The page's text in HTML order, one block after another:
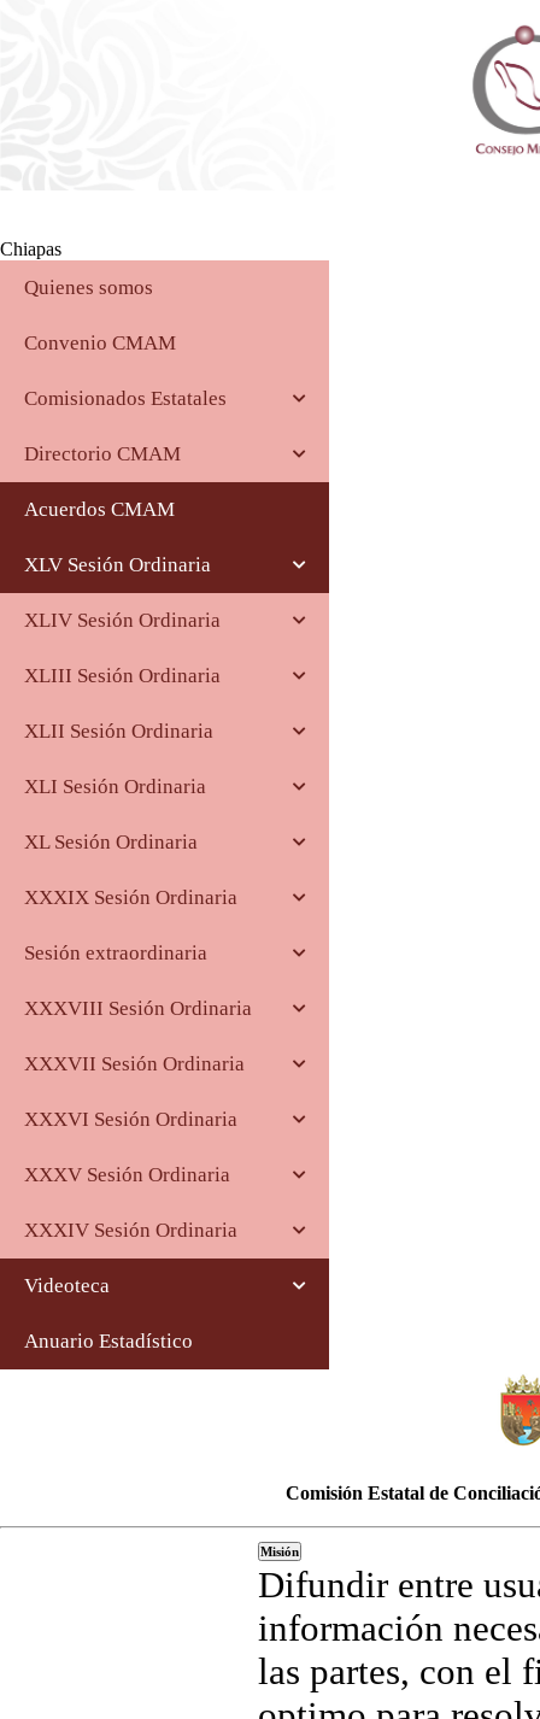
Chiapas
Quienes somos
Convenio CMAM
Comisionados Estatales
Directorio CMAM
Acuerdos CMAM
XLV Sesión Ordinaria
XLIV Sesión Ordinaria
XLIII Sesión Ordinaria
XLII Sesión Ordinaria
XLI Sesión Ordinaria
XL Sesión Ordinaria
XXXIX Sesión Ordinaria
Sesión extraordinaria
XXXVIII Sesión Ordinaria
XXXVII Sesión Ordinaria
XXXVI Sesión Ordinaria
XXXV Sesión Ordinaria
XXXIV Sesión Ordinaria
Videoteca
Anuario Estadístico
Comisión Estatal de
Misión
Difundir entre
información
las partes, con el